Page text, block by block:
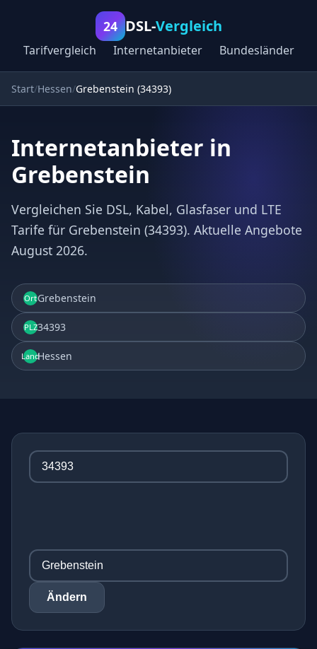
24 DSL-Vergleich
Tarifvergleich Internetanbieter Bundesländer
Start Hessen Grebenstein (34393)
Internetanbieter in
Grebenstein
Vergleichen Sie DSL, Kabel, Glasfaser und LTE
Tarife für Grebenstein (34393). Aktuelle Angebote
August 2026.
OrtGrebenstein
PLZ34393
LandHessen
Ändern